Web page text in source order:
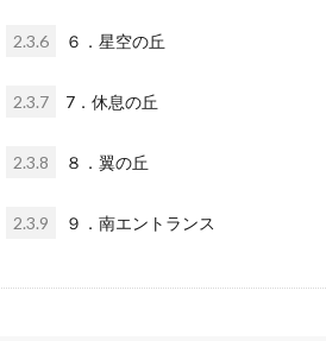
2.3.6 ６．星空の丘
2.3.7 7．休息の丘
2.3.8 ８．翼の丘
2.3.9 ９．南エントランス